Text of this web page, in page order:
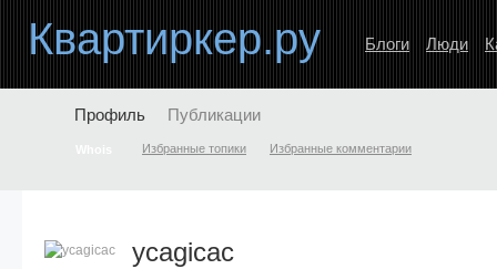
Квартиркер.ру Блоги Люди
Профиль
Избранные топики Избранные комментарии
Публикации
ycagicac